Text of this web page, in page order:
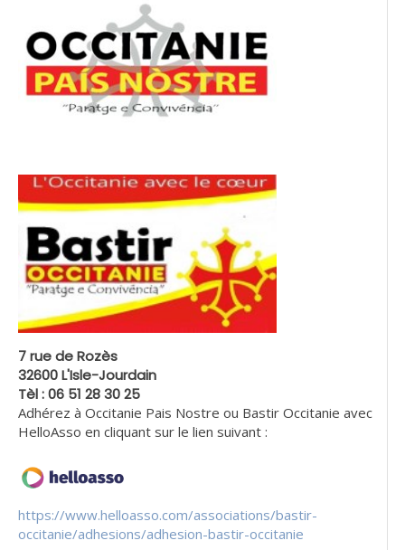
7 rue de Rozès
32600 L'Isle-Jourdain
Tèl : 06 51 28 30 25
Adhérez à Occitanie Pais Nostre ou Bastir Occitanie avec
HelloAsso en cliquant sur le lien suivant :
https://www.helloasso.com/associations/bastir-
occitanie/adhesions/adhesion-bastir-occitanie